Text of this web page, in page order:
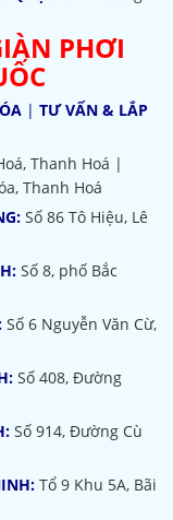
PHƠI
| TƯ VẤN & LẮP
Thanh Hoá |
Thanh Hoá
Số 86 Tô Hiệu, Lê
Số 8, phố Bắc
Số 6 Nguyễn Văn Cừ,
Số 408, Đường
Số 914, Đường Cù
Tổ 9 Khu 5A, Bãi